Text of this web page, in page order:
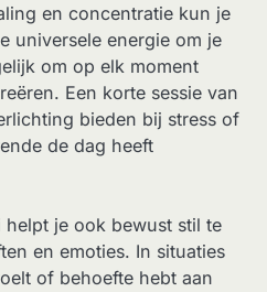
en concentratie kun je
universele energie om je
om op elk moment
Een korte sessie van
bieden bij stress of
de dag heeft
helpt je ook bewust stil te
en emoties. In situaties
of behoefte hebt aan